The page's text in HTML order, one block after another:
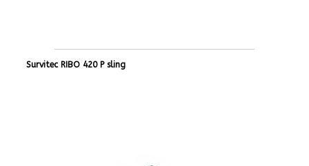
Survitec RIBO 420 P sling